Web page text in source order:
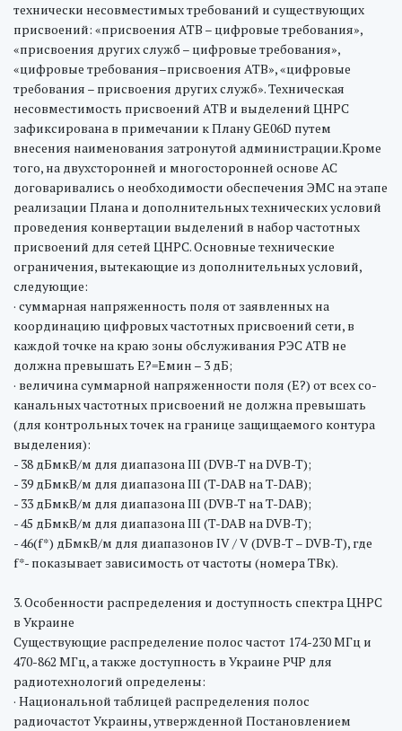
технически несовместимых требований и существующих
присвоений: «присвоения АТВ – цифровые требования»,
«присвоения других служб – цифровые требования»,
«цифровые требования–присвоения АТВ», «цифровые
требования – присвоения других служб». Техническая
несовместимость присвоений АТВ и выделений ЦНРС
зафиксирована в примечании к Плану GE06D путем
внесения наименования затронутой администрации.Кроме
того, на двухсторонней и многосторонней основе АС
договаривались о необходимости обеспечения ЭМС на этапе
реализации Плана и дополнительных технических условий
проведения конвертации выделений в набор частотных
присвоений для сетей ЦНРС. Основные технические
ограничения, вытекающие из дополнительных условий,
следующие:
· суммарная напряженность поля от заявленных на
координацию цифровых частотных присвоений сети, в
каждой точке на краю зоны обслуживания РЭС АТВ не
должна превышать Е?=Емин – 3 дБ;
· величина суммарной напряженности поля (Е?) от всех со-
канальных частотных присвоений не должна превышать
(для контрольных точек на границе защищаемого контура
выделения):
- 38 дБмкВ/м для диапазона III (DVB-T на DVB-T);
- 39 дБмкВ/м для диапазона III (T-DAB на T-DAB);
- 33 дБмкВ/м для диапазона III (DVB-T на T-DAB);
- 45 дБмкВ/м для диапазона III (T-DAB на DVB-T);
- 46(f*) дБмкВ/м для диапазонов IV / V (DVB-T – DVB-T), где
f*- показывает зависимость от частоты (номера ТВк).
3. Особенности распределения и доступность спектра ЦНРС
в Украине
Существующие распределение полос частот 174-230 МГц и
470-862 МГц, а также доступность в Украине РЧР для
радиотехнологий определены:
· Национальной таблицей распределения полос
радиочастот Украины, утвержденной Постановлением